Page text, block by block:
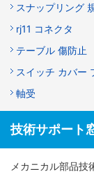
スナップリング
rj11 コネクタ
テーブル 傷防止
スイッチ カバー
軸受
技術サポート
メカニカル部品技